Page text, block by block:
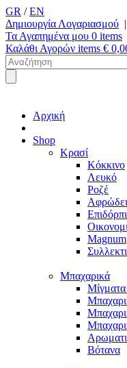
GR /EN
Δημιουργία Λογαριασμού |
Τα Αγαπημένα μου 0 items
Καλάθι Αγορών items €
Αρχική
Shop
Κρασί
Κόκκινο
Λευκό
Ροζέ
Magnum
Μπαχαρικά
Μίγματα
Βότανα